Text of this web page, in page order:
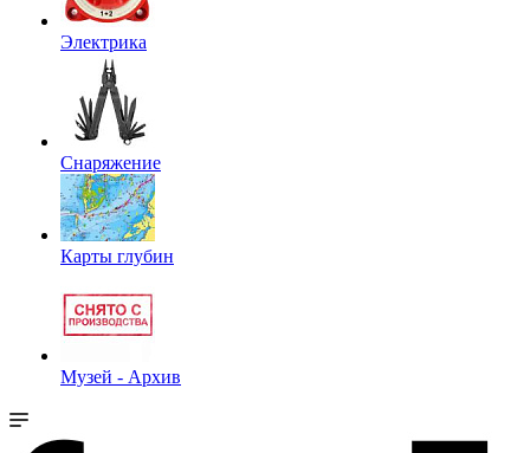
Электрика
Снаряжение
Карты глубин
Музей - Архив